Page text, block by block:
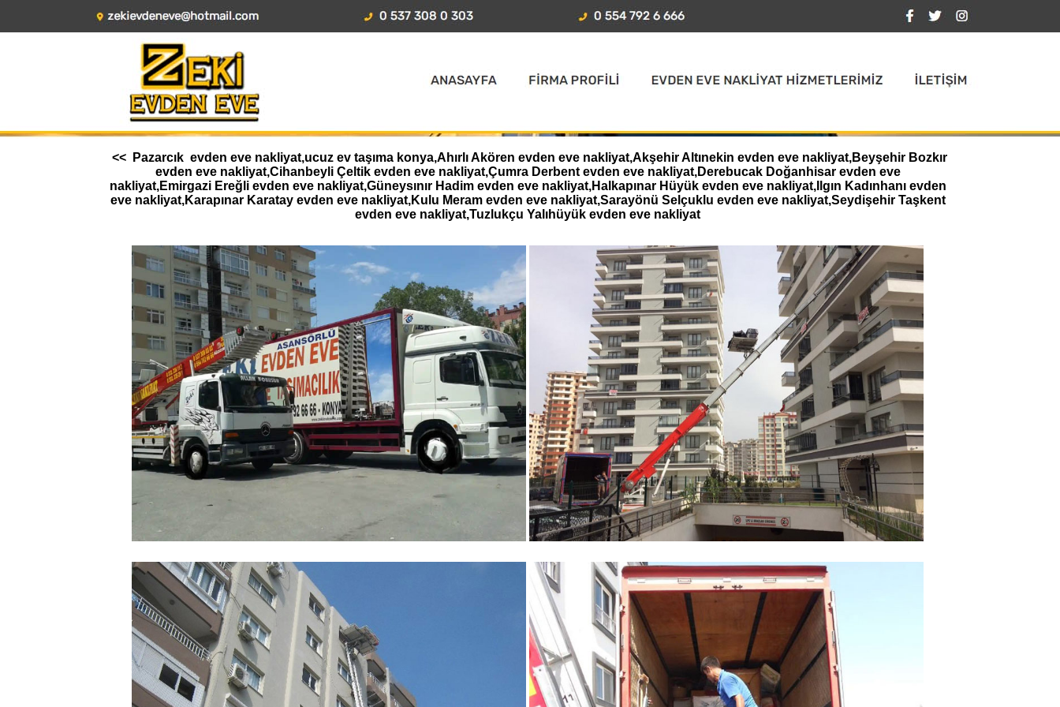
<< Pazarcık evden eve nakliyat,ucuz ev taşıma konya,Ahırlı Akören evden eve nakliyat,Akşehir Altınekin evden eve nakliyat,Beyşehir Bozkır
evden eve nakliyat,Cihanbeyli Çeltik evden eve nakliyat,Çumra Derbent evden eve nakliyat,Derebucak Doğanhisar evden eve
nakliyat,Emirgazi Ereğli evden eve nakliyat,Güneysınır Hadim evden eve nakliyat,Halkapınar Hüyük evden eve nakliyat,Ilgın Kadınhanı evden
eve nakliyat,Karapınar Karatay evden eve nakliyat,Kulu Meram evden eve nakliyat,Sarayönü Selçuklu evden eve nakliyat,Seydişehir Taşkent
evden eve nakliyat,Tuzlukçu Yalıhüyük evden eve nakliyat